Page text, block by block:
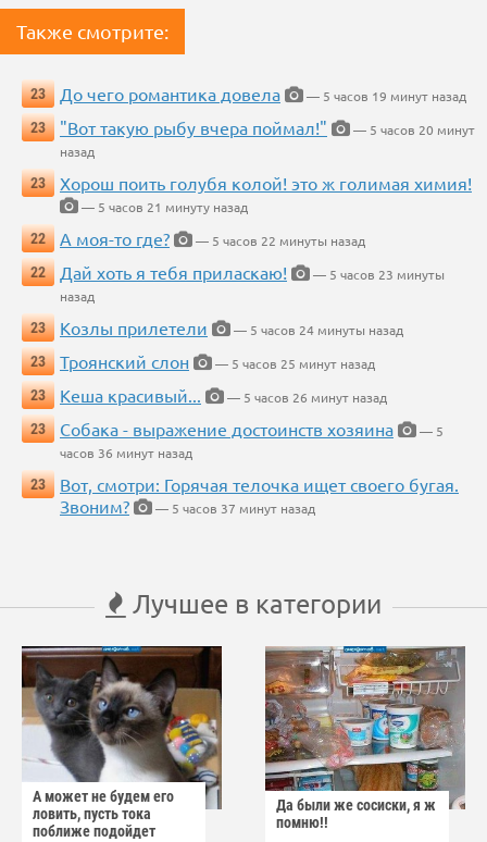
Также смотрите:
23 До чего романтика довела
— 5 часов 19 минут назад
23
"Вот такую рыбу вчера поймал!"
— 5 часов 20 минут
назад
23
Хорош поить голубя колой! это ж голимая химия!
— 5 часов 21 минуту назад
22
А моя-то где?
— 5 часов 22 минуты назад
22
Дай хоть я тебя приласкаю!
— 5 часов 23 минуты
назад
23
Козлы прилетели
— 5 часов 24 минуты назад
23
Троянский слон
— 5 часов 25 минут назад
23
Кеша красивый...
— 5 часов 26 минут назад
23
Собака - выражение достоинств хозяина
— 5
часов 36 минут назад
23
Вот, смотри: Горячая телочка ищет своего бугая.
Звоним?
— 5 часов 37 минут назад
Лучшее в категории
А может не будем его
ловить, пусть тока
поближе подойдет
Да были же сосиски, я ж
помню!!